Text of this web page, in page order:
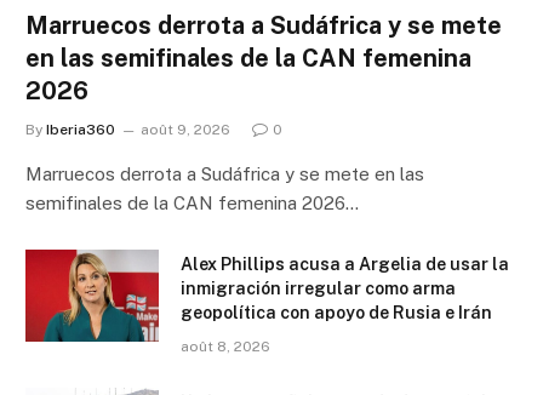
Marruecos derrota a Sudáfrica y se mete
en las semifinales de la CAN femenina
2026
By Iberia360 août 9, 2026 0
Marruecos derrota a Sudáfrica y se mete en las
semifinales de la CAN femenina 2026…
Alex Phillips acusa a Argelia de usar la
inmigración irregular como arma
geopolítica con apoyo de Rusia e Irán
août 8, 2026